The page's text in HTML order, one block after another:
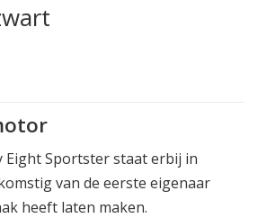
Eight Sportster staat erbij in
van de eerste eigenaar
heeft laten maken.